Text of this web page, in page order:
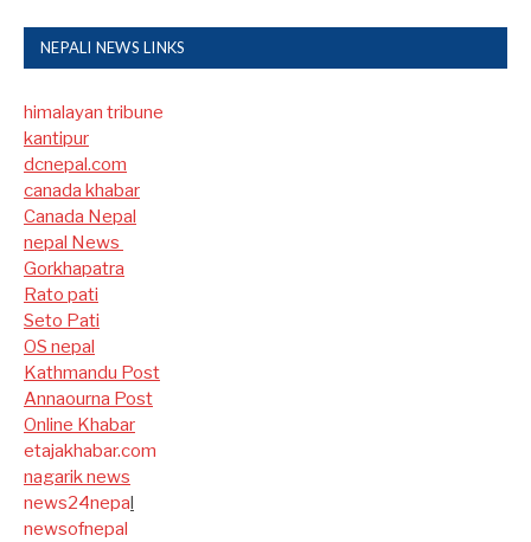
NEPALI NEWS LINKS
himalayan tribune
kantipur
dcnepal.com
canada khabar
Canada Nepal​
nepal News
Gorkhapatra
Rato pati
Seto Pati
OS nepal
Kathmandu Post
Annaourna Post
Online Khabar
etajakhabar.com
nagarik news
news24nepal
newsofnepal